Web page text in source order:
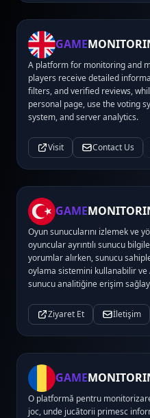
GAME
A platform for monitoring and
players receive detailed
filters, and verified reviews,
personal page, use the voting
system, and server analytics.
Visit Contact Us
GAME
Oyun sunucularını izlemek ve
oyuncular ayrıntılı sunucu
yorumlar alırken, sunucu
oylama sistemini kullanabilir
sunucu analitiğine erişim
Ziyaret Et İletişim
GAME
O platformă pentru
joc, unde jucătorii primesc